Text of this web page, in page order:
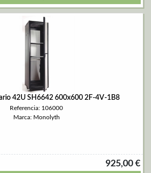
42U SH6642 600x600 2F-4V-1B8
Referencia: 106000
Marca: Monolyth
925,00 €